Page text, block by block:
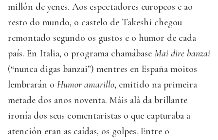
millón de yenes. Aos espectadores europeos e ao
resto do mundo, o castelo de Takeshi chegou
remontado segundo os gustos e o humor de cada
país. En Italia, o programa chamábase Mai dire banzai
(“nunca digas banzai”) mentres en España moitos
lembrarán o Humor amarillo, emitido na primeira
metade dos anos noventa. Máis alá da brillante
ironía dos seus comentaristas o que capturaba a
atención eran as caídas, os golpes. Entre o